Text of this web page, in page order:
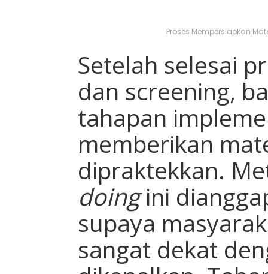
Proses Mempersiapkan
Setelah selesai
dan screening,
tahapan
memberikan
dipraktekkan.
doingini
supaya
sangat dekat